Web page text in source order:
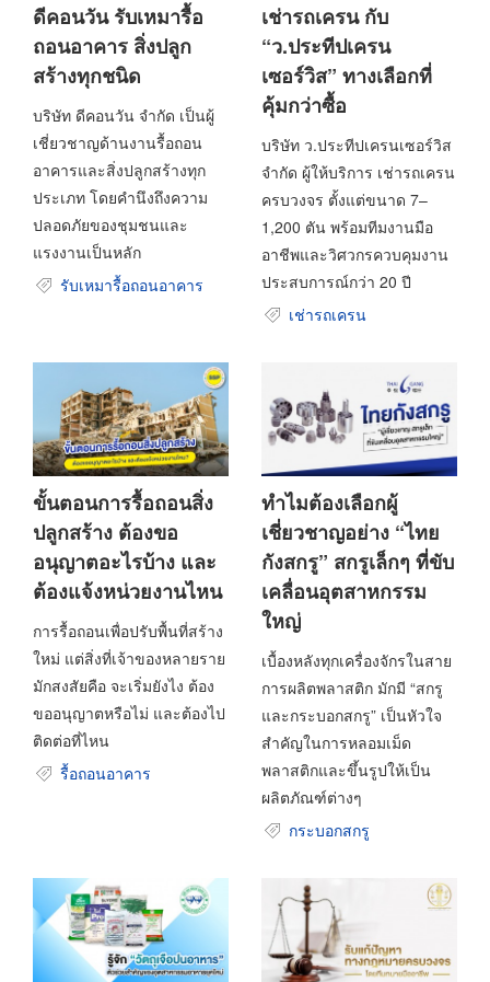
ดีคอนวัน รับเหมารื้อ
ถอนอาคาร สิ่งปลูก
สร้างทุกชนิด
บริษัท ดีคอนวัน จำกัด เป็นผู้
เชี่ยวชาญด้านงานรื้อถอน
อาคารและสิ่งปลูกสร้างทุก
ประเภท โดยคำนึงถึงความ
ปลอดภัยของชุมชนและ
แรงงานเป็นหลัก
รับเหมารื้อถอนอาคาร
เช่ารถเครน กับ
“ว.ประทีปเครน
เซอร์วิส” ทางเลือกที่
คุ้มกว่าซื้อ
บริษัท ว.ประทีปเครนเซอร์วิส
จำกัด ผู้ให้บริการ เช่ารถเครน
ครบวงจร ตั้งแต่ขนาด 7–
1,200 ตัน พร้อมทีมงานมือ
อาชีพและวิศวกรควบคุมงาน
ประสบการณ์กว่า 20 ปี
เช่ารถเครน
ขั้นตอนการรื้อถอนสิ่ง
ปลูกสร้าง ต้องขอ
อนุญาตอะไรบ้าง และ
ต้องแจ้งหน่วยงานไหน
การรื้อถอนเพื่อปรับพื้นที่สร้าง
ใหม่ แต่สิ่งที่เจ้าของหลายราย
มักสงสัยคือ จะเริ่มยังไง ต้อง
ขออนุญาตหรือไม่ และต้องไป
ติดต่อที่ไหน
รื้อถอนอาคาร
ทำไมต้องเลือกผู้
เชี่ยวชาญอย่าง “ไทย
กังสกรู” สกรูเล็กๆ ที่ขับ
เคลื่อนอุตสาหกรรม
ใหญ่
เบื้องหลังทุกเครื่องจักรในสาย
การผลิตพลาสติก มักมี “สกรู
และกระบอกสกรู” เป็นหัวใจ
สำคัญในการหลอมเม็ด
พลาสติกและขึ้นรูปให้เป็น
ผลิตภัณฑ์ต่างๆ
กระบอกสกรู